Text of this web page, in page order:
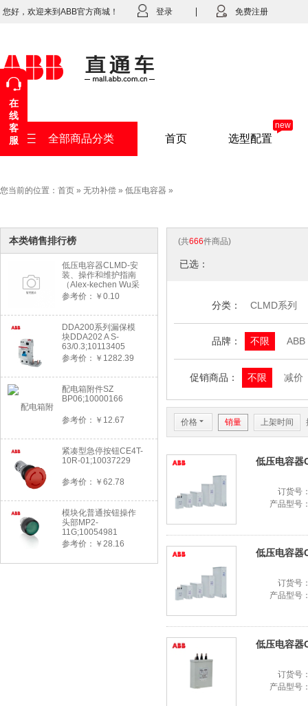
您好，欢迎来到ABB官方商城！ 登录 免费注册
全部商品分类 首页 选型配置
new
您当前的位置： 首页 » 无功补偿 » 低压电容器 »
本类销售排行榜
低压电容器CLMD-安
装、操作和维护指南
（Alex-kechen Wu采
购）-2022年版
参考价：￥0.10
DDA200系列漏保模
块DDA202 A S-
63/0.3;10113405
参考价：￥1282.39
配电箱附件SZ
BP06;10000166
参考价：￥12.67
紧凑型急停按钮CE4T-
10R-01;10037229
参考价：￥62.78
模块化普通按钮操作
头部MP2-
11G;10054981
参考价：￥28.16
(共666件商品)
已选：
分类： CLMD系列
品牌： 不限 ABB
促销商品： 不限 减价
价格 6 销量 上架时间
低压电容器
订货号
产品型号
低压电容器
订货号
产品型号
低压电容器
订货号
产品型号
在
线
客
服